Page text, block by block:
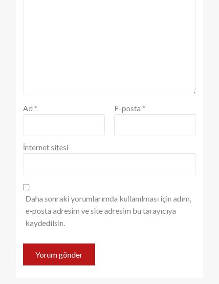
Ad * E-posta *
İnternet sitesi
Daha sonraki yorumlarımda kullanılması için adım,
e-posta adresim ve site adresim bu tarayıcıya
kaydedilsin.